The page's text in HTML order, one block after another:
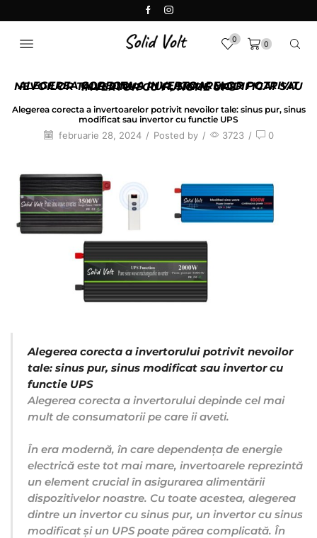
0
0
ALEGEREA CORECTA A INVERTOARELOR POTRIVIT NEVOILOR TALE: SINUS PUR, SINUS MODIFICAT SAU INVERTOR CU FUNCTIE UPS
Alegerea corecta a invertoarelor potrivit nevoilor tale: sinus pur, sinus
modificat sau invertor cu functie UPS
februarie 28, 2024 / Posted by / 3723 / 0
Alegerea corecta a invertorului potrivit nevoilor
tale: sinus pur, sinus modificat sau invertor cu
functie UPS
Alegerea corecta a invertorului depinde cel mai
mult de consumatorii pe care ii aveti.
În era modernă, în care dependența de energie
electrică este tot mai mare, invertoarele reprezintă
un element crucial în asigurarea alimentării
dispozitivelor noastre. Cu toate acestea, alegerea
dintre un invertor cu sinus pur, un invertor cu sinus
modificat și un UPS poate părea complicată. În